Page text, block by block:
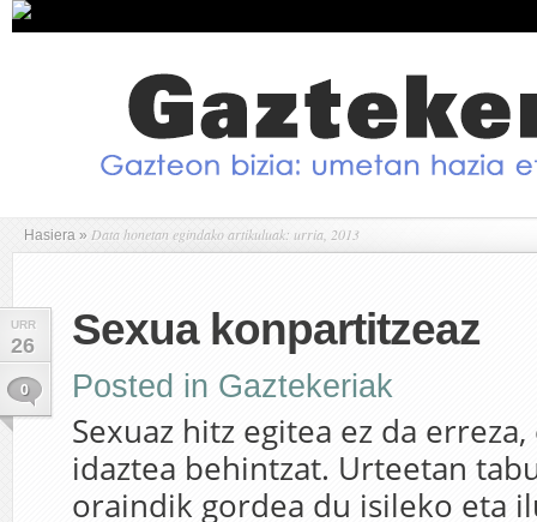
Hasiera » Data honetan egindako artikuluak: urria, 2013
URR
26
0
Sexua konpartitzeaz
Posted in Gaztekeriak
Sexuaz hitz egitea ez da
idaztea behintzat. Urteetan
oraindik gordea du isileko eta